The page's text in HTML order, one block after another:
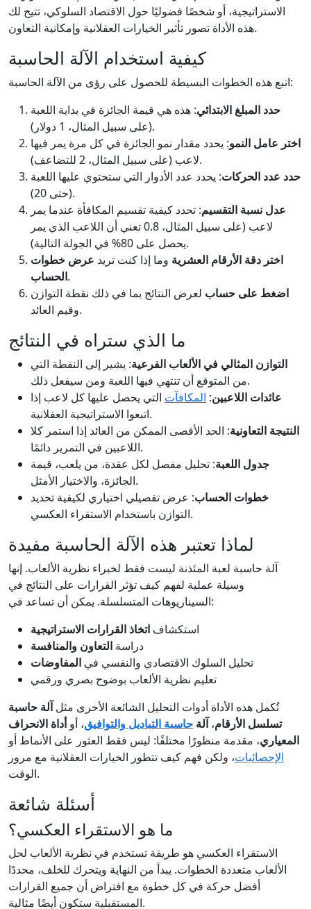
الاستراتيجية، أو شخصًا فضوليًا حول الاقتصاد السلوكي، تتيح لك
هذه الأداة تصور تأثير الخيارات العقلانية وإمكانية التعاون.
كيفية استخدام الآلة الحاسبة
اتبع هذه الخطوات البسيطة للحصول على رؤى من الآلة الحاسبة:
حدد المبلغ الابتدائي: هذه هي قيمة الجائزة في بداية اللعبة
(على سبيل المثال، 1 دولار).
اختر عامل النمو: يحدد مقدار نمو الجائزة في كل مرة يمر فيها
لاعب (على سبيل المثال، 2 للتضاعف).
حدد عدد الحركات: يحدد عدد الأدوار التي ستحتوي عليها اللعبة
(حتى 20).
عدل نسبة التقسيم: تحدد كيفية تقسيم المكافأة عندما يمر
لاعب (على سبيل المثال، 0.8 تعني أن اللاعب الذي يمر
يحصل على 80% في الجولة التالية).
اختر دقة الأرقام العشرية وما إذا كنت تريد عرض خطوات
الحساب.
اضغط على حساب لعرض النتائج بما في ذلك نقطة التوازن
وقيم العائد.
ما الذي ستراه في النتائج
التوازن المثالي في الألعاب الفرعية: يشير إلى النقطة التي
من المتوقع أن تنتهي فيها اللعبة ومن سيفعل ذلك.
عائدات اللاعبين: المكافآت التي يحصل عليها كل لاعب إذا
اتبعوا الاستراتيجية العقلانية.
النتيجة التعاونية: الحد الأقصى الممكن من العائد إذا استمر كلا
اللاعبين في التمرير دائمًا.
جدول اللعبة: تحليل مفصل لكل عقدة، من يلعب، قيمة
الجائزة، والاختيار الأمثل.
خطوات الحساب: عرض تفصيلي اختياري لكيفية تحديد
التوازن باستخدام الاستقراء العكسي.
لماذا تعتبر هذه الآلة الحاسبة مفيدة
آلة حاسبة لعبة المئذنة ليست فقط لخبراء نظرية الألعاب. إنها
وسيلة عملية لفهم كيف تؤثر القرارات على النتائج في
السيناريوهات المتسلسلة. يمكن أن تساعد في:
استكشاف اتخاذ القرارات الاستراتيجية
دراسة التعاون والمنافسة
تحليل السلوك الاقتصادي والنفسي في المفاوضات
تعليم نظرية الألعاب بوضوح بصري ورقمي
تُكمل هذه الأداة أدوات التحليل الشائعة الأخرى مثل آلة حاسبة
تسلسل الأرقام، آلة حاسبة التباديل والتوافيق، أوأداة الانحراف
المعياري، مقدمة منظورًا مختلفًا: ليس فقط العثور على الأنماط أو
الإحصائيات، ولكن فهم كيف تتطور الخيارات العقلانية مع مرور
الوقت.
أسئلة شائعة
ما هو الاستقراء العكسي؟
الاستقراء العكسي هو طريقة تستخدم في نظرية الألعاب لحل
الألعاب متعددة الخطوات. يبدأ من النهاية ويتحرك للخلف، محددًا
أفضل حركة في كل خطوة مع افتراض أن جميع القرارات
المستقبلية ستكون أيضًا مثالية.